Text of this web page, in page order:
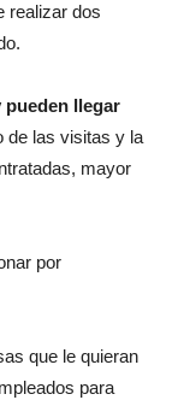
realizar dos
pueden llegar
de las visitas y la
mayor
por
que le quieran
para